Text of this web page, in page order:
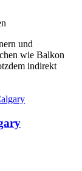
und
wie Balkon
indirekt